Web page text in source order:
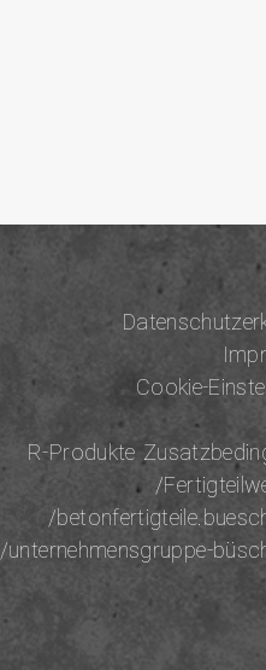
Cookie-
R-Produkte
/
/
/unternehmensgruppe-